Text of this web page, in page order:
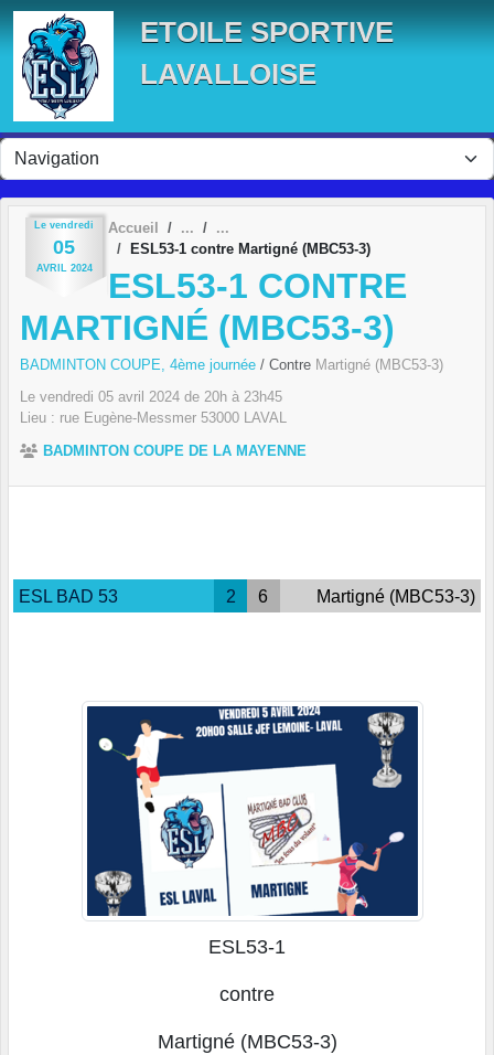
ETOILE SPORTIVE
LAVALLOISE
Le vendredi
05
AVRIL 2024
Accueil
ESL53-1 contre Martigné (MBC53-3)
ESL53-1 CONTRE
MARTIGNÉ (MBC53-3)
BADMINTON COUPE, 4ème journée / Contre Martigné (MBC53-3)
Le vendredi 05 avril 2024 de 20h à 23h45
Lieu : rue Eugène-Messmer 53000 LAVAL
BADMINTON COUPE DE LA MAYENNE
ESL BAD 53 2 6 Martigné (MBC53-3)
ESL53-1
contre
Martigné (MBC53-3)
Panneau de gestion des cookies